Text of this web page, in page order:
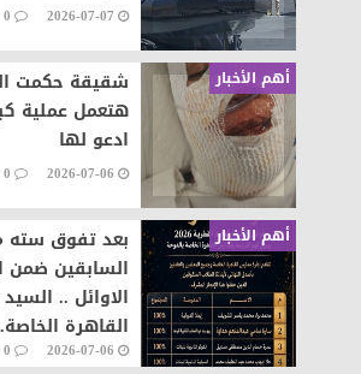
2026-07-07
0
أهم الأخبار
شقيقة حكمت
هتعمل عملية
ادعو لها
2026-07-06
0
أهم الأخبار
بعد تفوق سته
السابقين ضمن
الاوائل ..
القاهرة
وإنجازٌ يتواصل
2026-07-06
0